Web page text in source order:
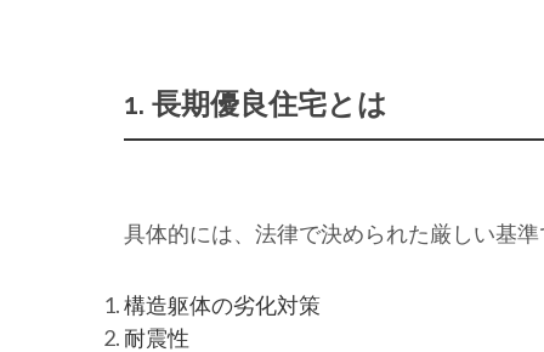
1. 長期優良住宅とは
具体的には、法律で決められた厳しい基
構造躯体の劣化対策
耐震性